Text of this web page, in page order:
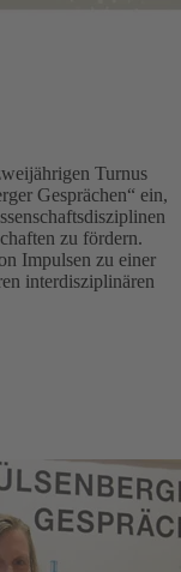
Turnus
Gesprächen“ ein,
zu fördern.
Impulsen zu einer
interdisziplinären